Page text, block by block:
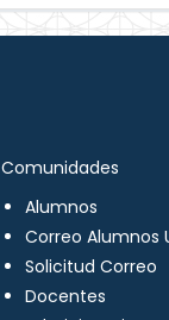
Comunidades
Alumnos
Correo Alumnos
Solicitud Correo
Docentes